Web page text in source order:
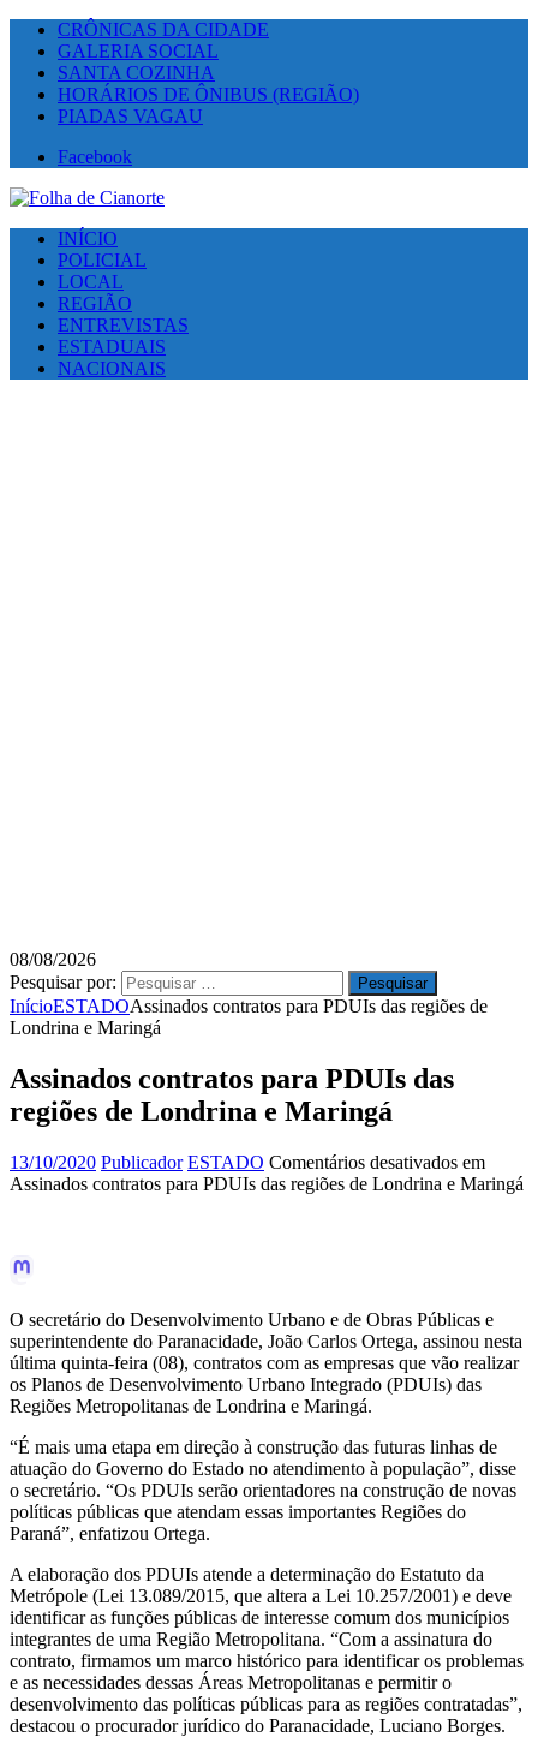
CRÔNICAS DA CIDADE
GALERIA SOCIAL
SANTA COZINHA
HORÁRIOS DE ÔNIBUS (REGIÃO)
PIADAS VAGAU
Facebook
INÍCIO
POLICIAL
LOCAL
REGIÃO
ENTREVISTAS
ESTADUAIS
NACIONAIS
08/08/2026
Pesquisar por:
InícioESTADOAssinados contratos para PDUIs das regiões de
Londrina e Maringá
Assinados contratos para PDUIs das
regiões de Londrina e Maringá
13/10/2020 Publicador ESTADO Comentários desativados em
Assinados contratos para PDUIs das regiões de Londrina e Maringá
O secretário do Desenvolvimento Urbano e de Obras Públicas e
superintendente do Paranacidade, João Carlos Ortega, assinou nesta
última quinta-feira (08), contratos com as empresas que vão realizar
os Planos de Desenvolvimento Urbano Integrado (PDUIs) das
Regiões Metropolitanas de Londrina e Maringá.
“É mais uma etapa em direção à construção das futuras linhas de
atuação do Governo do Estado no atendimento à população”, disse
o secretário. “Os PDUIs serão orientadores na construção de novas
políticas públicas que atendam essas importantes Regiões do
Paraná”, enfatizou Ortega.
A elaboração dos PDUIs atende a determinação do Estatuto da
Metrópole (Lei 13.089/2015, que altera a Lei 10.257/2001) e deve
identificar as funções públicas de interesse comum dos municípios
integrantes de uma Região Metropolitana. “Com a assinatura do
contrato, firmamos um marco histórico para identificar os problemas
e as necessidades dessas Áreas Metropolitanas e permitir o
desenvolvimento das políticas públicas para as regiões contratadas”,
destacou o procurador jurídico do Paranacidade, Luciano Borges.